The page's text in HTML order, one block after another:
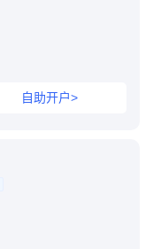
自助开户>